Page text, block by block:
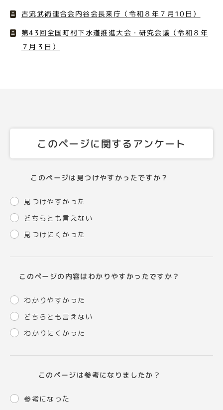
古流武術連合会内谷会長来庁（令和８年７月10日）
第43回全国町村下水道推進大会・研究会議（令和８年
７月３日）
このページに関するアンケート
このページは見つけやすかったですか？
見つけやすかった
どちらとも言えない
見つけにくかった
このページの内容はわかりやすかったですか？
わかりやすかった
どちらとも言えない
わかりにくかった
このページは参考になりましたか？
参考になった